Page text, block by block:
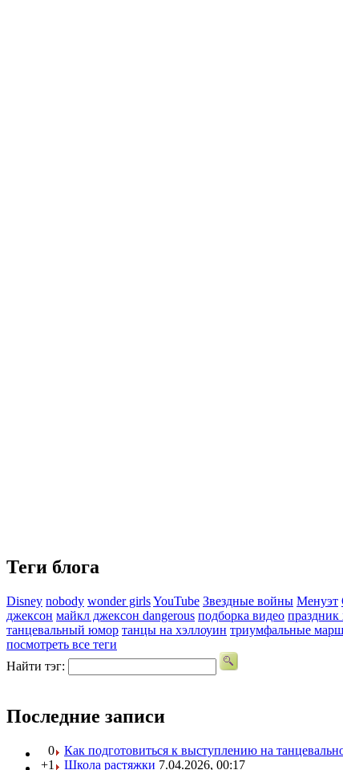
Теги блога
Disney nobody wonder girlsYouTube Звездные войны Менуэт
джексон майкл джексон dangerous подборка видео праздник
танцевальный юмор танцы на хэллоуин триумфальные
посмотреть все теги
Найти тэг:
Последние записи
0 Как подготовиться к выступлению на
+1
Школа растяжки 7.04.2026, 00:17